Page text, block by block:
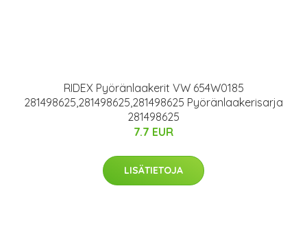
RIDEX Pyöränlaakerit VW 654W0185
281498625,281498625,281498625 Pyöränlaakerisarja
281498625
7.7 EUR
LISÄTIETOJA